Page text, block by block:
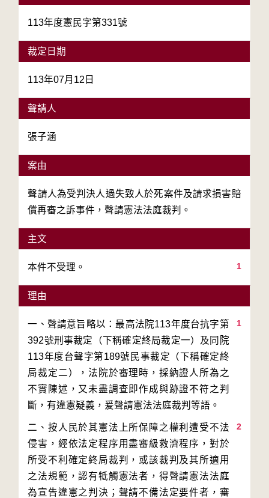
113年度憲民字第331號
裁定日期
113年07月12日
聲請人
張子涵
案由
聲請人為受判決人過失致人於死案件及請求損害賠
償再審之訴事件，聲請憲法法庭裁判。
主文
1
本件不受理。
理由
1
一、聲請意旨略以：最高法院113年度台抗字第
392號刑事裁定（下稱確定終局裁定一）及同院
113年度台聲字第189號民事裁定（下稱確定終
局裁定二），法院於審理時，採納證人所為之
不實陳述，又未盡調查即作成與跡證不符之判
2
二、按人民於其憲法上所保障之權利遭受不法
侵害，經依法定程序用盡審級救濟程序，對於
所受不利確定終局裁判，或該裁判及其所適用
之法規範，認有牴觸憲法者，得聲請憲法法庭
為宣告違憲之判決；聲請不備法定要件者，審